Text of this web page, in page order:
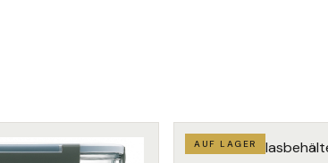
AUF LAGER